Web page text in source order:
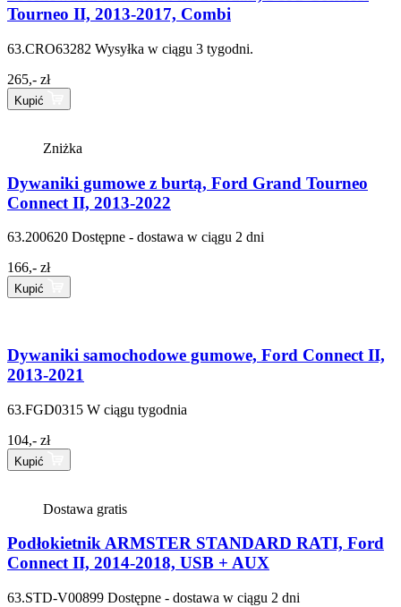
Tourneo II, 2013-2017, Combi
63.CRO63282 Wysyłka w ciągu 3 tygodni.
265,- zł
Kupić
Zniżka
Dywaniki gumowe z burtą, Ford Grand Tourneo
Connect II, 2013-2022
63.200620 Dostępne - dostawa w ciągu 2 dni
166,- zł
Kupić
Dywaniki samochodowe gumowe, Ford Connect II,
2013-2021
63.FGD0315 W ciągu tygodnia
104,- zł
Kupić
Dostawa gratis
Podłokietnik ARMSTER STANDARD RATI, Ford
Connect II, 2014-2018, USB + AUX
63.STD-V00899 Dostępne - dostawa w ciągu 2 dni